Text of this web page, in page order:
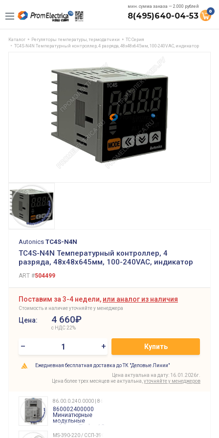
мин. сумма заказа — 2.000 рублей
8(495)640-04-53 0
Каталог Регуляторы температуры, термодатчики
TC Серия
TC4S-N4N Температурный контроллер, 4 разряда, 48х48х645мм, 100-240VAC, индикатор
Autonics TC4S-N4N
TC4S-N4N Температурный контроллер, 4
разряда, 48х48х645мм, 100-240VAC, индикатор
ART #504499
Поставим за 3-4 недели, или аналог из наличия
Стоимость и наличие уточняйте у менеджера
Цена: 4 660₽
с НДС 22%
– + Купить
Ежедневная бесплатная доставка до ТК "Деловые Линии"
Цена актуальна на дату: 16.01.2026г.
Цена более трех месяцев не актуальна, уточняйте у менеджеров
86.00.0.240.0000 | 860002400000
860002400000
Миниатюрные
модульные
таймеры Finder, 12-
240 Вольт AC/DC
MS-390-220 / ССП-390 220В